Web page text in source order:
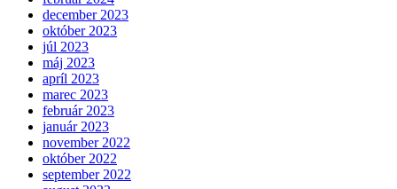
december 2023
október 2023
júl 2023
máj 2023
apríl 2023
marec 2023
február 2023
január 2023
november 2022
október 2022
september 2022